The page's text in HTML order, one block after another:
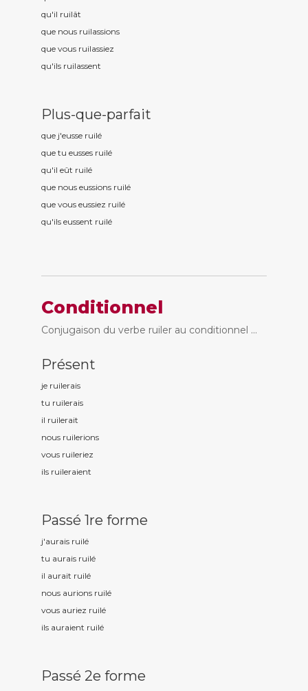
qu'il ruilât
que nous ruilassions
que vous ruilassiez
qu'ils ruilassent
Plus-que-parfait
que j'eusse ruilé
que tu eusses ruilé
qu'il eût ruilé
que nous eussions ruilé
que vous eussiez ruilé
qu'ils eussent ruilé
Conditionnel
Conjugaison du verbe ruiler au conditionnel ...
Présent
je ruilerais
tu ruilerais
il ruilerait
nous ruilerions
vous ruileriez
ils ruileraient
Passé 1re forme
j'aurais ruilé
tu aurais ruilé
il aurait ruilé
nous aurions ruilé
vous auriez ruilé
ils auraient ruilé
Passé 2e forme